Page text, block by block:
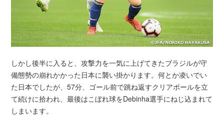
しかし後半に入ると、攻撃力を一気に上げてきたブラジルが守
備態勢の崩れかかった日本に襲い掛かります。何とか凌いでい
た日本でしたが、57分、ゴール前で跳ね返すクリアボールを立
て続けに拾われ、最後はこぼれ球をDebinha選手にねじ込まれて
しまいます。